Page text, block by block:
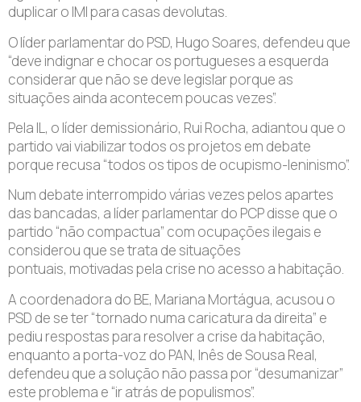
duplicar o IMI para casas devolutas.
O líder parlamentar do PSD, Hugo Soares, defendeu que
“deve indignar e chocar os portugueses a esquerda
considerar que não se deve legislar porque as
situações ainda acontecem poucas vezes”.
Pela IL, o líder demissionário, Rui Rocha, adiantou que o
partido vai viabilizar todos os projetos em debate
porque recusa “todos os tipos de ocupismo-leninismo”.
Num debate interrompido várias vezes pelos apartes
das bancadas, a líder parlamentar do PCP disse que o
partido “não compactua” com ocupações ilegais e
considerou que se trata de situações
pontuais, motivadas pela crise no acesso a habitação.
A coordenadora do BE, Mariana Mortágua, acusou o
PSD de se ter “tornado numa caricatura da direita” e
pediu respostas para resolver a crise da habitação,
enquanto a porta-voz do PAN, Inês de Sousa Real,
defendeu que a solução não passa por “desumanizar”
este problema e “ir atrás de populismos”.